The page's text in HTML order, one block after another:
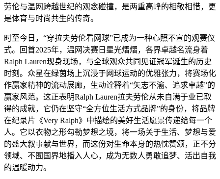
劳伦与温网跨越世纪的观念碰撞，是两重高峰的相敬相惜，更
是体育与时尚共生的传奇。
时至今日，“穿拉夫劳伦看网球”已成为一种心照不宣的观赛仪
式。回首2025年，温网决赛日星光熠熠，各界卓越名流身着
Ralph Lauren现身现场，与全球观众共同见证冠军诞生的历史
时刻。众星在绿茵场上沉浸于网球运动的优雅张力，将赛场化
作赢家精神的流动展廊，生动诠释着“矢志不渝、追求卓越”的
赢家风范。这正表明Ralph Lauren拉夫劳伦从未自满于业已取
得的成就，它仍在坚守“全方位生活方式品牌”的身份，将品牌
在纪录片《Very Ralph》中描绘的美好生活愿景传递给每一个
人。它以衣物之形勾勒梦想之境，将一场关于生活、梦想与爱
的盛大叙事献与世界，而这份对生命本身的热忱赞颂，正不分
领域、不囿国界地播入人心，成为无数人勇敢追梦、活出自我
的温暖动力。